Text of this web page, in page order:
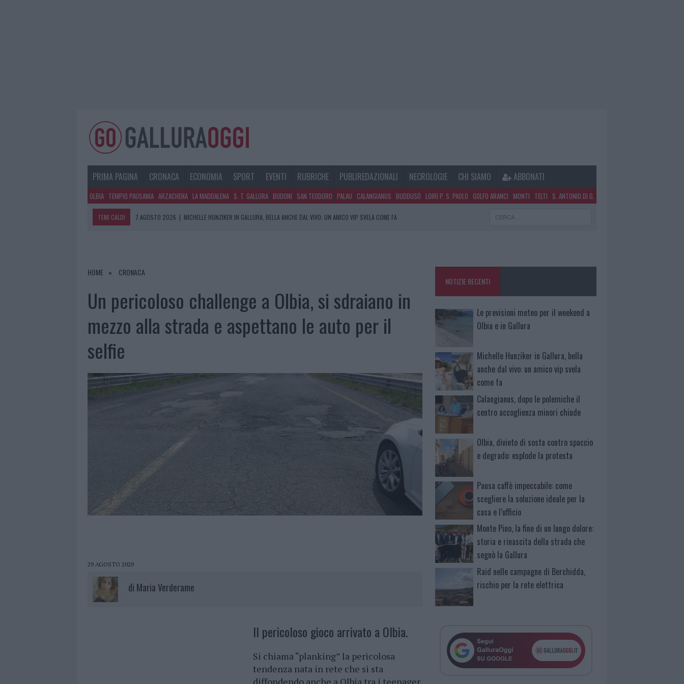
PRIMA PAGINA CRONACA ECONOMIA SPORT EVENTI RUBRICHE PUBLIREDAZIONALI NECROLOGIE CHI SIAMO ABBONATI
OLBIA TEMPIO PAUSANIA ARZACHENA LA MADDALENA S. T. GALLURA BUDONI SAN TEODORO PALAU CALANGIANUS BUDDUSÒ LOIRI P. S. PAOLO GOLFO ARANCI MONTI TELTI S. ANTONIO DI G.
TEMI CALDI 7 AGOSTO 2026 | MICHELLE HUNZIKER IN GALLURA, BELLA ANCHE DAL VIVO: UN AMICO VIP SVELA COME FA
7 AGOSTO 2026
|
HOME CRONACA
Un pericoloso challenge a Olbia, si sdraiano in
mezzo alla strada e aspettano le auto per il
selfie
29 AGOSTO 2020
di Maria Verderame
Il pericoloso gioco arrivato a Olbia.
Si chiama “planking” la pericolosa
tendenza nata in rete che si sta
NOTIZIE RECENTI
Le previsioni meteo per il weekend a
Olbia e in Gallura
Michelle Hunziker in Gallura, bella
anche dal vivo: un amico vip svela
come fa
Calangianus, dopo le polemiche il
centro accoglienza minori chiude
Olbia, divieto di sosta contro spaccio
e degrado: esplode la protesta
Pausa caffè impeccabile: come
scegliere la soluzione ideale per la
casa e l’ufficio
Monte Pino, la fine di un lungo dolore:
storia e rinascita della strada che
segnò la Gallura
Raid nelle campagne di Berchidda,
rischio per la rete elettrica